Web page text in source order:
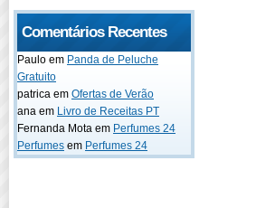
Comentários Recentes
Paulo em Panda de Peluche
Gratuito
patrica em Ofertas de Verão
ana em Livro de Receitas PT
Fernanda Mota em Perfumes 24
Perfumes em Perfumes 24